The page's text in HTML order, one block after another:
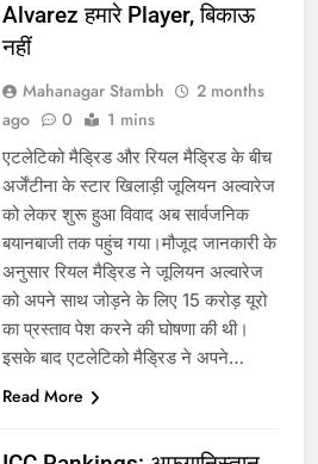
Alvarez हमारे Player, बिकाऊ
नहीं
Mahanagar Stambh
2 months
ago
0 1 mins
एटलेटिको मैड्रिड और रियल मैड्रिड के बीच
अर्जेंटीना के स्टार खिलाड़ी जूलियन अल्वारेज
को लेकर शुरू हुआ विवाद अब सार्वजनिक
बयानबाजी तक पहुंच गया।मौजूद जानकारी के
अनुसार रियल मैड्रिड ने जूलियन अल्वारेज
को अपने साथ जोड़ने के लिए 15 करोड़ यूरो
का प्रस्ताव पेश करने की घोषणा की थी।
इसके बाद एटलेटिको मैड्रिड ने अपने…
Read More